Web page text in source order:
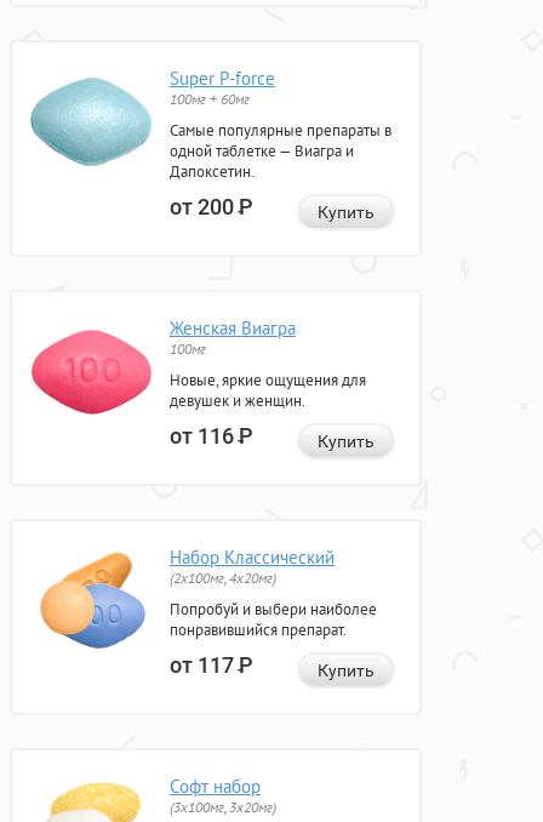
Super P-force
100мг + 60мг
Самые популярные препараты в
одной таблетке — Виагра и
Дапоксетин.
от 200Р Купить
Женская Виагра
100мг
Новые, яркие ощущения для
девушек и женщин.
от 116Р Купить
Набор Классический
(2x100мг, 4x20мг)
Попробуй и выбери наиболее
понравившийся препарат.
от 117Р Купить
Софт набор
(3x100мг, 3x20мг)